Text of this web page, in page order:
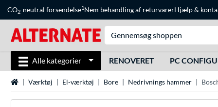
CO2-neutral forsendelse1Nem behandling af returvarerHjælp&
Alle kategorier RENOVERET PC
StartsideVærktøj El-værktøj Bore Nedrivnings hammer